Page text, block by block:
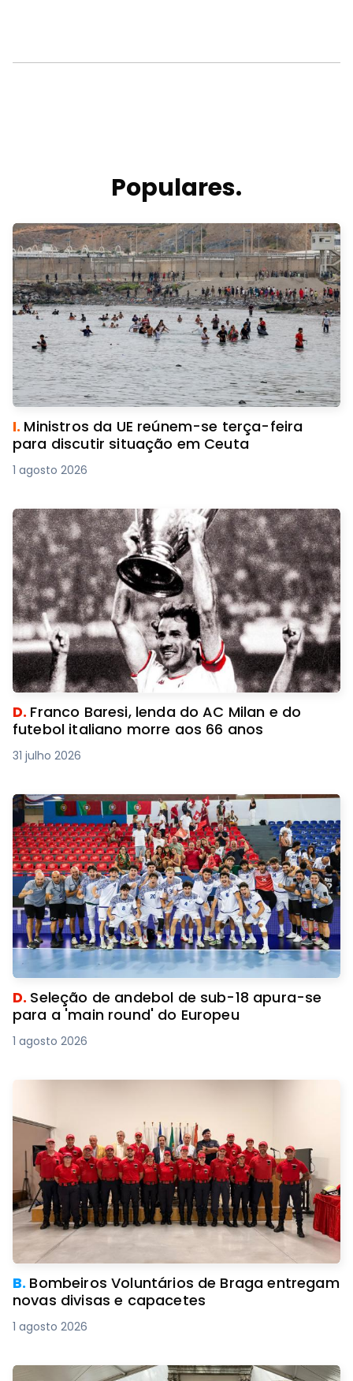
Populares.
I. Ministros da UE reúnem-se terça-feira
para discutir situação em Ceuta
1 agosto 2026
D. Franco Baresi, lenda do AC Milan e do
futebol italiano morre aos 66 anos
31 julho 2026
D. Seleção de andebol de sub-18 apura-se
para a 'main round' do Europeu
1 agosto 2026
B. Bombeiros Voluntários de Braga entregam
novas divisas e capacetes
1 agosto 2026